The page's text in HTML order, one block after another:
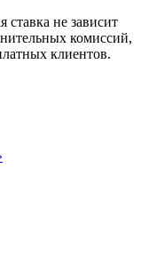
ставка не зависит
комиссий,
клиентов.